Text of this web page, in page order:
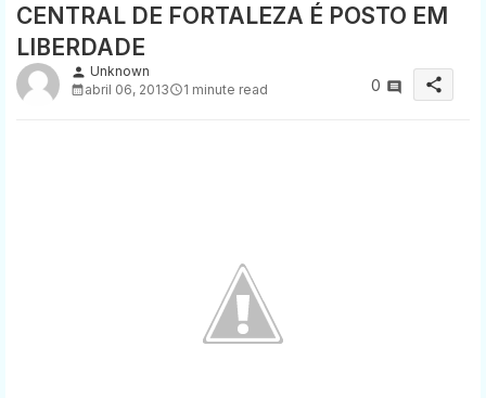
CENTRAL DE FORTALEZA É POSTO EM
LIBERDADE
person Unknown
abril 06, 2013
1 minute read 0 share